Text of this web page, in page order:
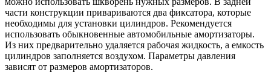
части конструкции привариваются два фиксатора, которые
необходимы для установки цилиндров. Рекомендуется
использовать обыкновенные автомобильные амортизаторы.
Из них предварительно удаляется рабочая жидкость, а емкость
цилиндров заполняется воздухом. Параметры давления
зависят от размеров амортизаторов.